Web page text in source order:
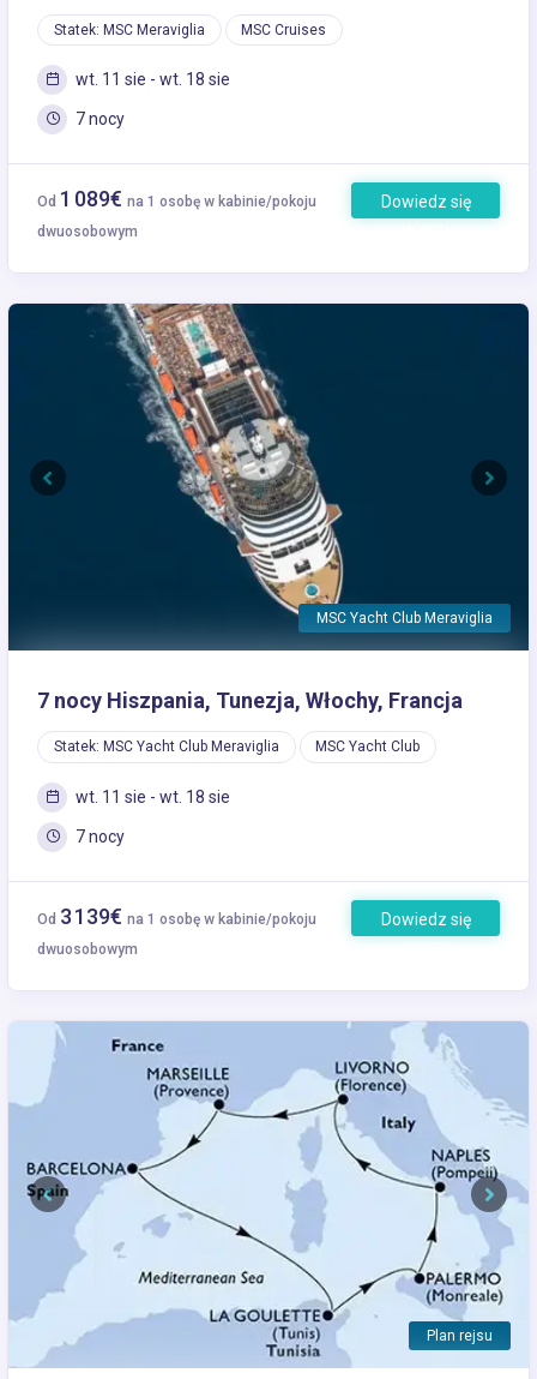
Statek: MSC Meraviglia MSC Cruises
wt. 11 sie - wt. 18 sie
7 nocy
Od 1 089€ na 1 osobę w kabinie/pokoju
dwuosobowym
Dowiedz się
więcej
MSC Yacht Club Meraviglia
Previous Next
7 nocy Hiszpania, Tunezja, Włochy, Francja
Statek: MSC Yacht Club Meraviglia MSC Yacht Club
wt. 11 sie - wt. 18 sie
7 nocy
Od 3 139€ na 1 osobę w kabinie/pokoju
dwuosobowym
Dowiedz się
więcej
Plan rejsu
Previous Next